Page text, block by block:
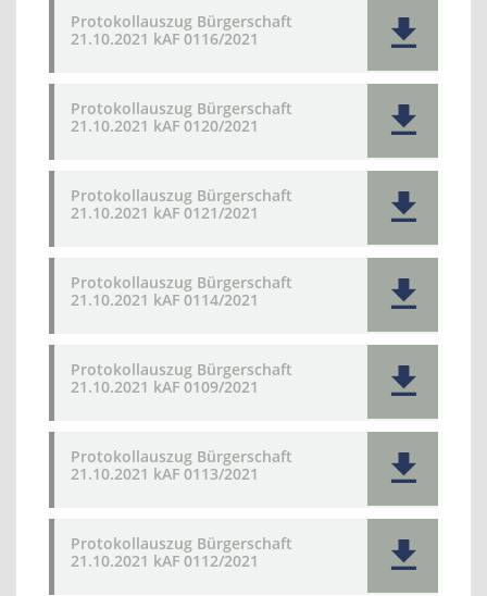
Protokollauszug Bürgerschaft
21.10.2021 kAF 0116/2021
Protokollauszug Bürgerschaft
21.10.2021 kAF 0120/2021
Protokollauszug Bürgerschaft
21.10.2021 kAF 0121/2021
Protokollauszug Bürgerschaft
21.10.2021 kAF 0114/2021
Protokollauszug Bürgerschaft
21.10.2021 kAF 0109/2021
Protokollauszug Bürgerschaft
21.10.2021 kAF 0113/2021
Protokollauszug Bürgerschaft
21.10.2021 kAF 0112/2021